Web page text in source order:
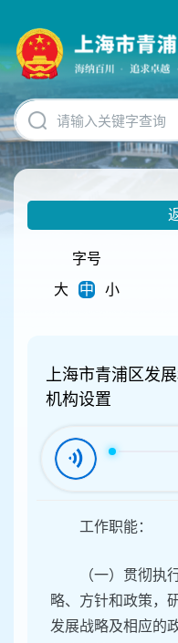
碍
操
明
跳
转
到
网
字号
大
中 小
上海市青浦区发
机构设置
工作职能：
（一）贯彻执
略、方针和政策，
发展战略及相应的